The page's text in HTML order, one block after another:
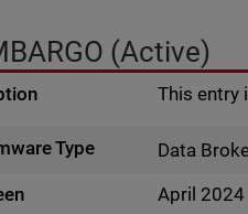
(Active)
This entry
Type
Data
April 2024